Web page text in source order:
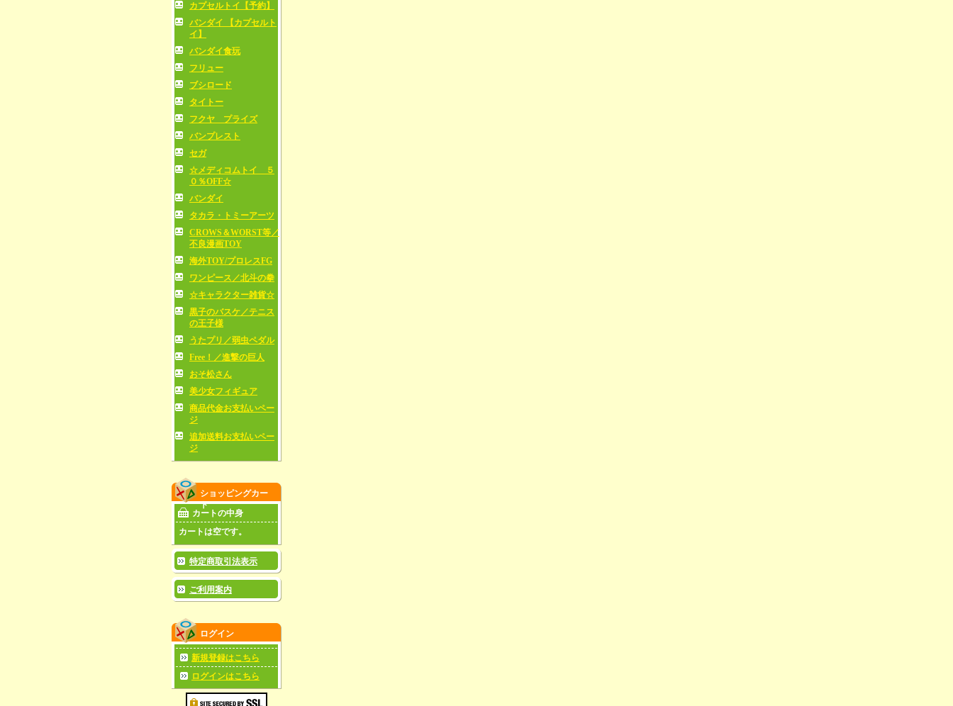
カプセルトイ【予約】
バンダイ 【カプセルト
イ】
バンダイ食玩
フリュー
ブシロード
タイトー
フクヤ プライズ
バンプレスト
セガ
☆メディコムトイ ５
０％OFF☆
バンダイ
タカラ・トミーアーツ
CROWS＆WORST等／
不良漫画TOY
海外TOY/プロレスFG
ワンピース／北斗の拳
☆キャラクター雑貨☆
黒子のバスケ／テニス
の王子様
うたプリ／弱虫ペダル
Free！／進撃の巨人
おそ松さん
美少女フィギュア
商品代金お支払いペー
ジ
追加送料お支払いペー
ジ
ショッピングカー
ト
カートの中身
カートは空です。
特定商取引法表示
ご利用案内
ログイン
新規登録はこちら
ログインはこちら